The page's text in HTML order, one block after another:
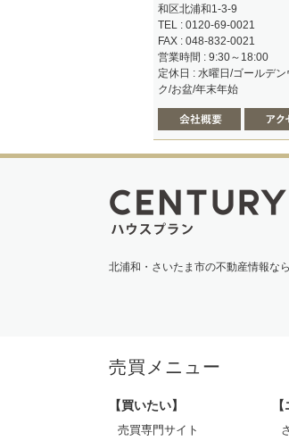
和区北浦和1-3-9
TEL : 0120-69-0021
FAX : 048-832-0021
営業時間 : 9:30～18:00
定休日 : 水曜日/ゴールデン
ク/お盆/年末年始
北浦和・さいたま市の不動産情報な
売買メニュー
【買いたい】
売買専門サイト